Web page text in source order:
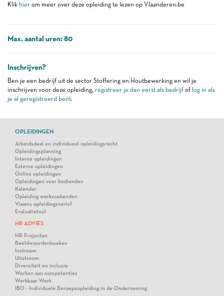
Klik hier om meer over deze opleiding te lezen op Vlaanderen.be
Max. aantal uren: 80
Inschrijven?
Ben je een bedrijf uit de sector Stoffering en Houtbewerking en wil je
inschrijven voor deze opleiding, registreer je dan eerst als bedrijf of log in als
je al geregistreerd bent.
OPLEIDINGEN
Arbeidsdeal en individueel opleidingsrecht
Opleidingsplanning
Interne opleidingen
Externe opleidingen
Online opleidingen
Opleidingen voor bedienden
Kalender
Opleiding werkzoekenden
Vlaams opleidingsverlof
Evaluatietool
HR ADVIES
HR Projecten
Beeldwoordenboeken
Instroom
Uitstroom
Diversiteit en inclusie
Werken aan competenties
Werkbaar Werk
IBO - Individuele Beroepsopleiding in de Onderneming